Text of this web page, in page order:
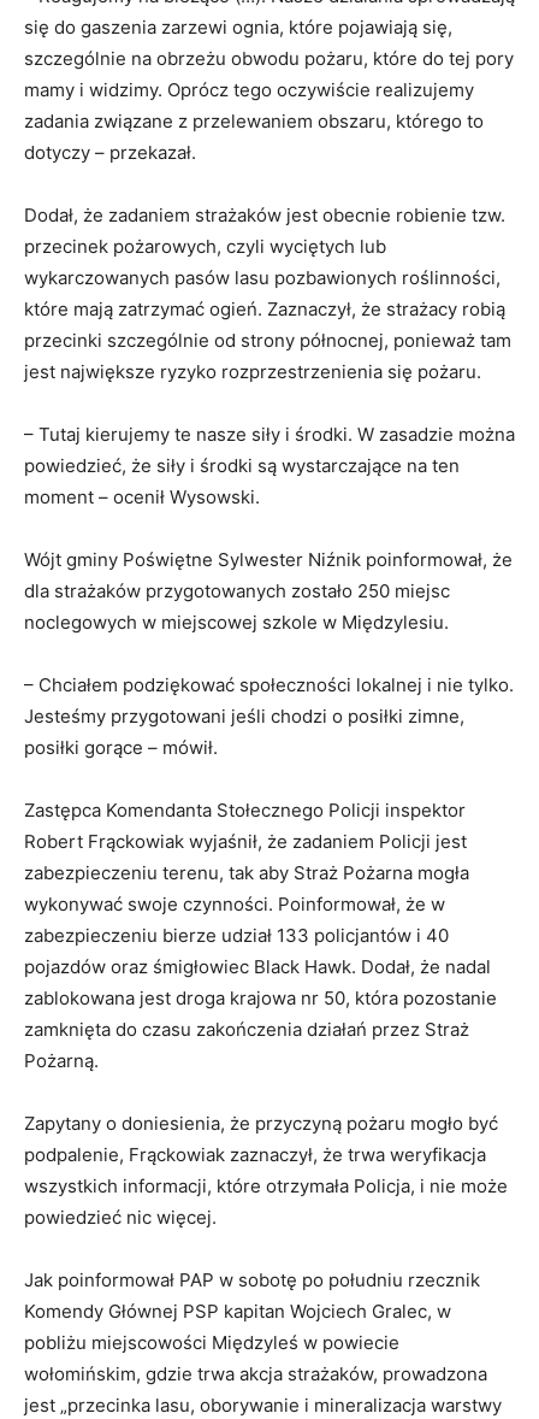
się do gaszenia zarzewi ognia, które pojawiają się,
szczególnie na obrzeżu obwodu pożaru, które do tej pory
mamy i widzimy. Oprócz tego oczywiście realizujemy
zadania związane z przelewaniem obszaru, którego to
dotyczy – przekazał.
Dodał, że zadaniem strażaków jest obecnie robienie tzw.
przecinek pożarowych, czyli wyciętych lub
wykarczowanych pasów lasu pozbawionych roślinności,
które mają zatrzymać ogień. Zaznaczył, że strażacy robią
przecinki szczególnie od strony północnej, ponieważ tam
jest największe ryzyko rozprzestrzenienia się pożaru.
– Tutaj kierujemy te nasze siły i środki. W zasadzie można
powiedzieć, że siły i środki są wystarczające na ten
moment – ocenił Wysowski.
Wójt gminy Poświętne Sylwester Niźnik poinformował, że
dla strażaków przygotowanych zostało 250 miejsc
noclegowych w miejscowej szkole w Międzylesiu.
– Chciałem podziękować społeczności lokalnej i nie tylko.
Jesteśmy przygotowani jeśli chodzi o posiłki zimne,
posiłki gorące – mówił.
Zastępca Komendanta Stołecznego Policji inspektor
Robert Frąckowiak wyjaśnił, że zadaniem Policji jest
zabezpieczeniu terenu, tak aby Straż Pożarna mogła
wykonywać swoje czynności. Poinformował, że w
zabezpieczeniu bierze udział 133 policjantów i 40
pojazdów oraz śmigłowiec Black Hawk. Dodał, że nadal
zablokowana jest droga krajowa nr 50, która pozostanie
zamknięta do czasu zakończenia działań przez Straż
Pożarną.
Zapytany o doniesienia, że przyczyną pożaru mogło być
podpalenie, Frąckowiak zaznaczył, że trwa weryfikacja
wszystkich informacji, które otrzymała Policja, i nie może
powiedzieć nic więcej.
Jak poinformował PAP w sobotę po południu rzecznik
Komendy Głównej PSP kapitan Wojciech Gralec, w
pobliżu miejscowości Międzyleś w powiecie
wołomińskim, gdzie trwa akcja strażaków, prowadzona
jest „przecinka lasu, oborywanie i mineralizacja warstwy